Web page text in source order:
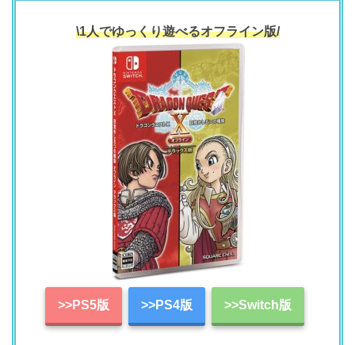
\1人でゆっくり遊べるオフライン版/
>>PS5版 >>PS4版 >>Switch版